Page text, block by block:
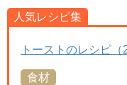
人気レシピ集
トーストのレシピ（
食材